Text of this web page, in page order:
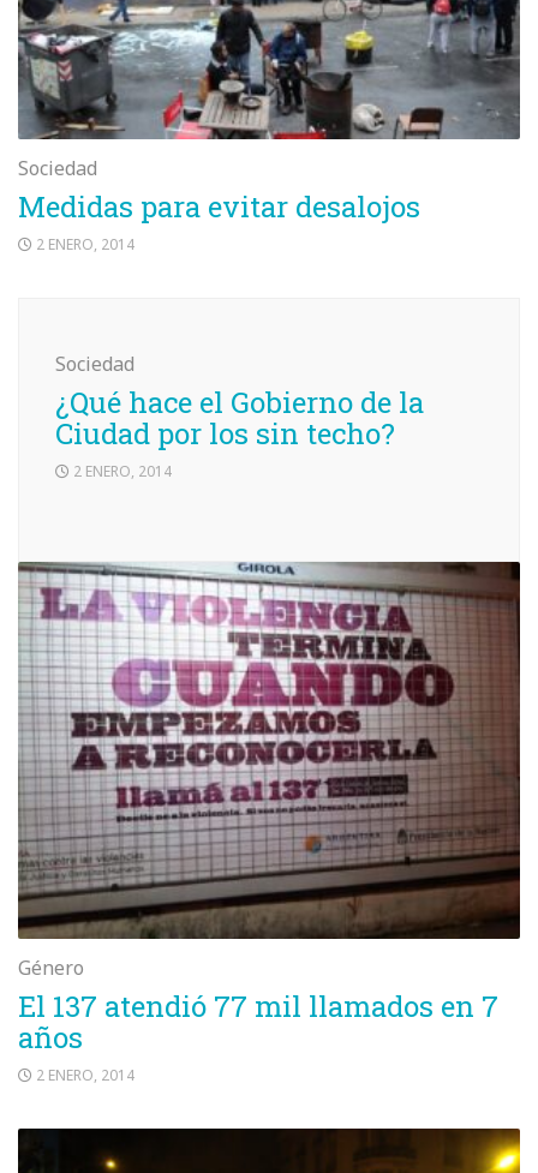
Sociedad
Medidas para evitar desalojos
2 ENERO, 2014
Sociedad
¿Qué hace el Gobierno de la
Ciudad por los sin techo?
2 ENERO, 2014
Género
El 137 atendió 77 mil llamados en 7
años
2 ENERO, 2014